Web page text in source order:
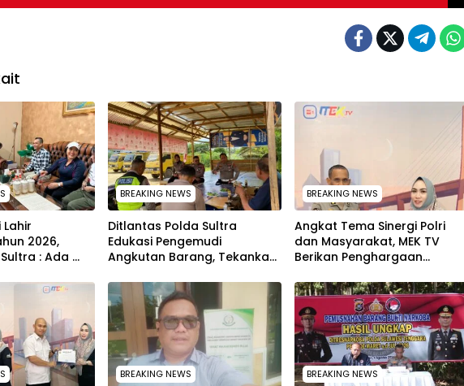
2026,
: Ada
Run
BREAKING NEWS
Ditlantas Polda Sultra
Edukasi Pengemudi
Angkutan Barang, Tekankan
Keselamatan
BREAKING NEWS
Angkat Tema Sinergi Polri
dan Masyarakat, MEK TV
Berikan Penghargaan
melalui Kabid Humas
BREAKING NEWS BREAKING NEWS